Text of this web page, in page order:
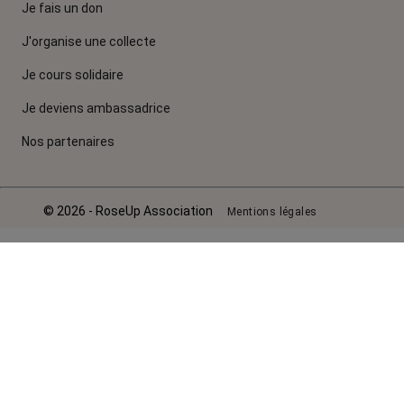
Je fais un don
J'organise une collecte
Je cours solidaire
Je deviens ambassadrice
Nos partenaires
© 2026 - RoseUp Association Mentions légales